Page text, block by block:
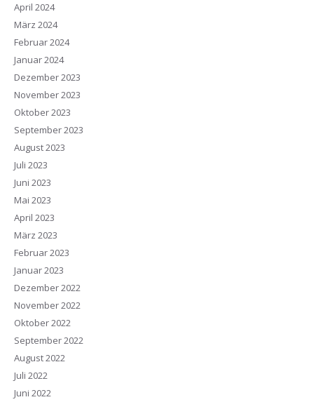
April 2024
März 2024
Februar 2024
Januar 2024
Dezember 2023
November 2023
Oktober 2023
September 2023
August 2023
Juli 2023
Juni 2023
Mai 2023
April 2023
März 2023
Februar 2023
Januar 2023
Dezember 2022
November 2022
Oktober 2022
September 2022
August 2022
Juli 2022
Juni 2022